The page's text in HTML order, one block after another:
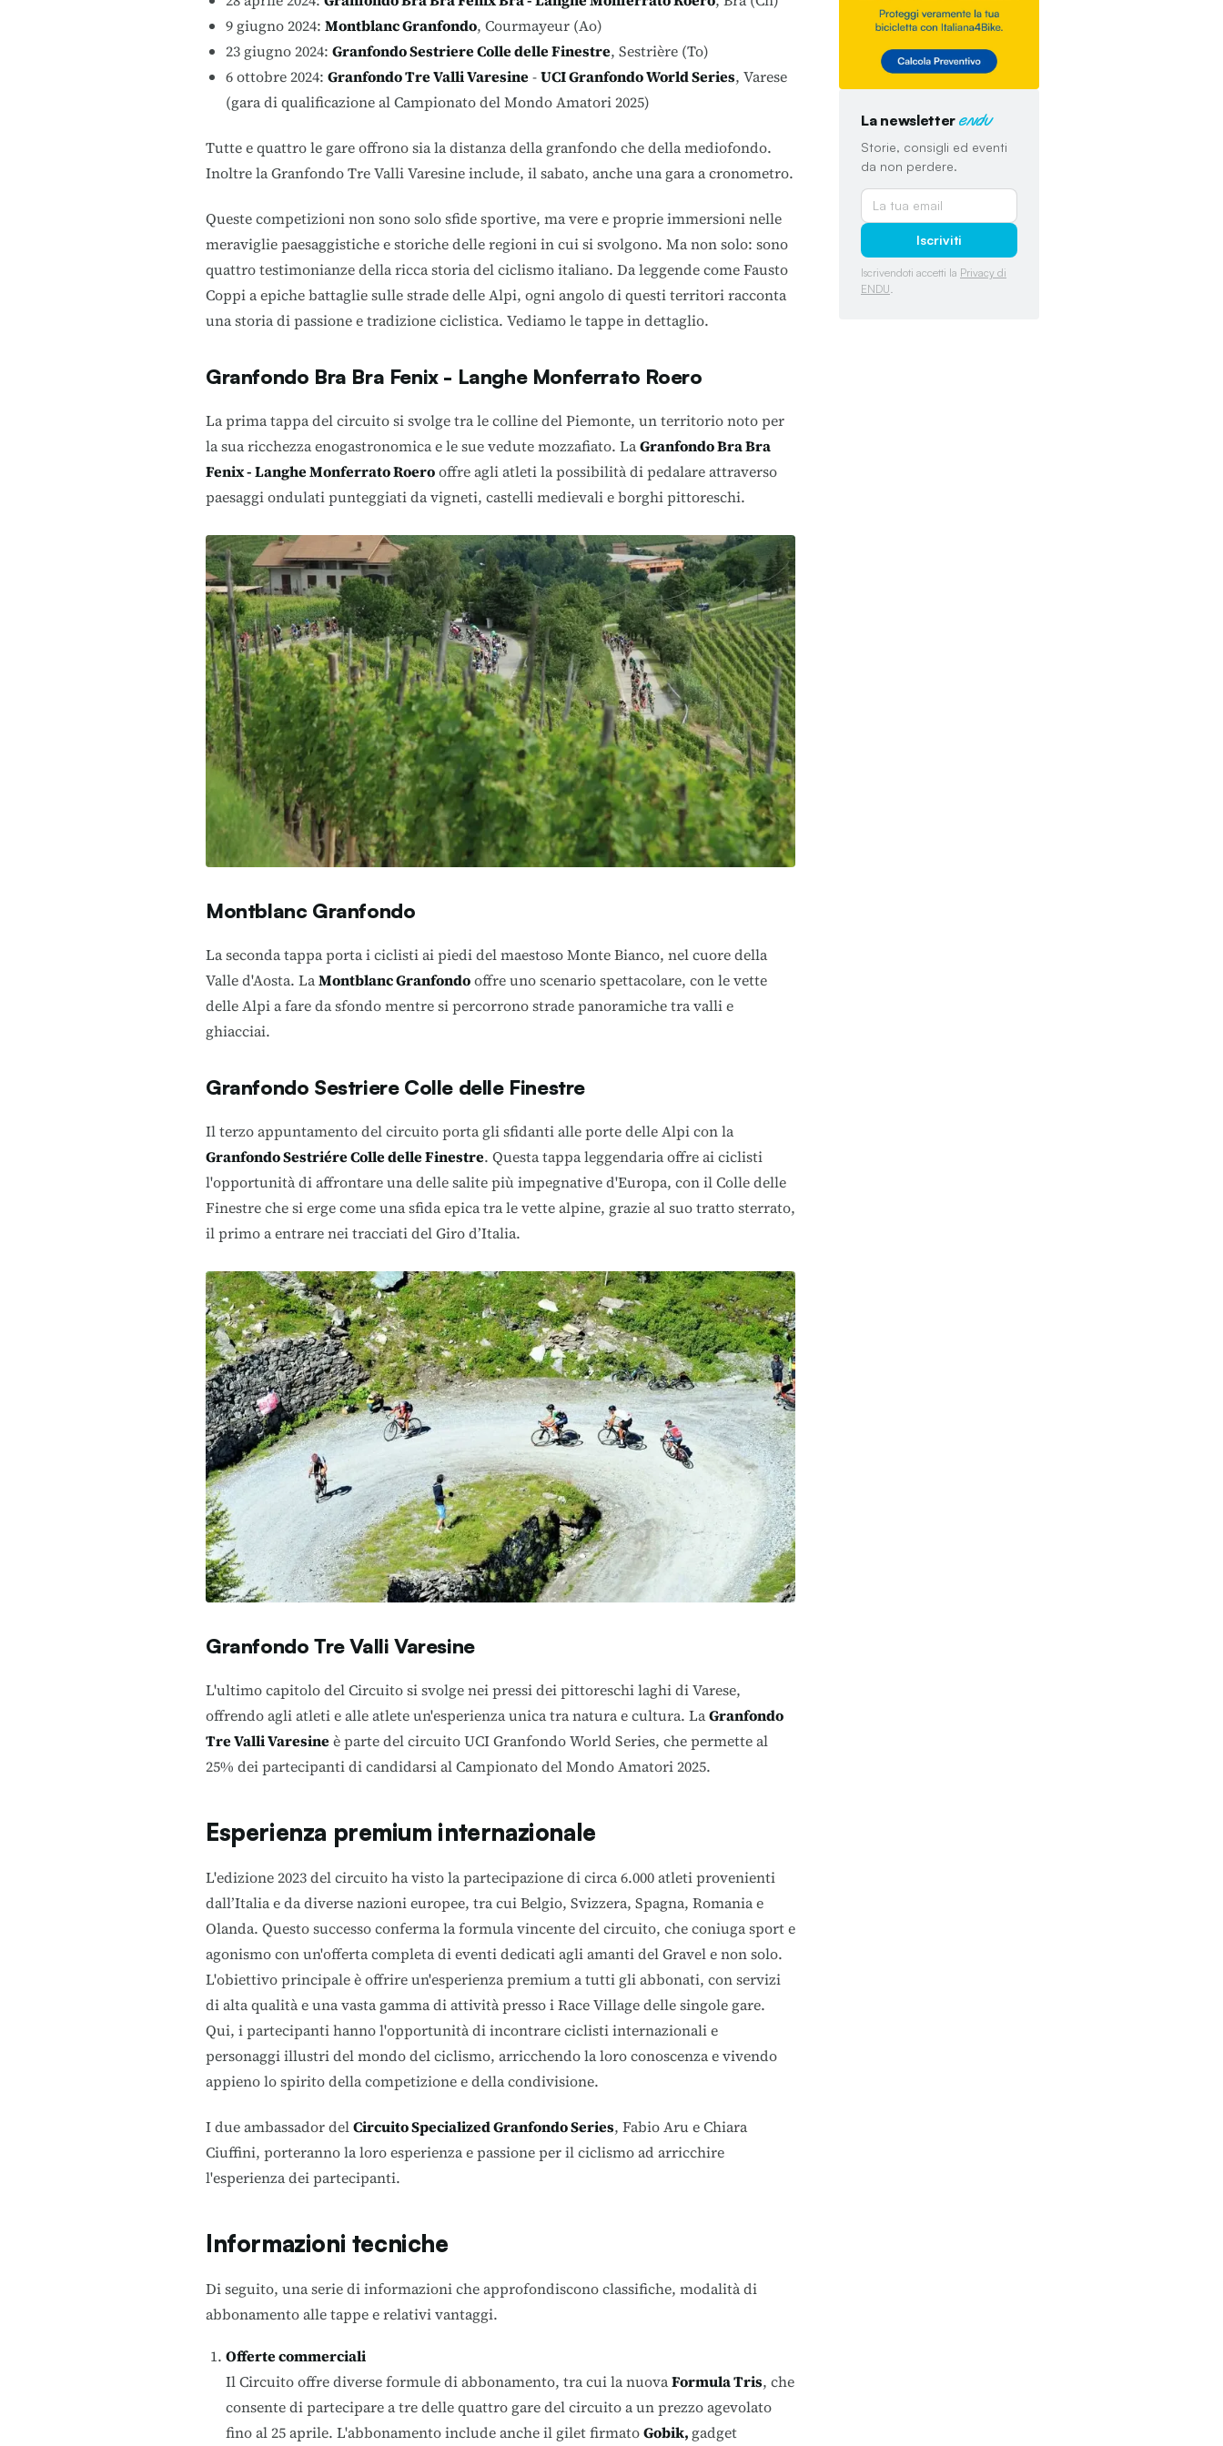
9 giugno 2024: Montblanc Granfondo, Courmayeur (Ao)
23 giugno 2024: Granfondo Sestriere Colle delle Finestre, Sestrière (To)
6 ottobre 2024: Granfondo Tre Valli Varesine-UCI Granfondo World Series, Varese
(gara di qualificazione al Campionato del Mondo Amatori 2025)
Tutte e quattro le gare offrono sia la distanza della granfondo che della mediofondo.
Inoltre la Granfondo Tre Valli Varesine include, il sabato, anche una gara a cronometro.
Queste competizioni non sono solo sfide sportive, ma vere e proprie immersioni nelle
meraviglie paesaggistiche e storiche delle regioni in cui si svolgono. Ma non solo: sono
quattro testimonianze della ricca storia del ciclismo italiano. Da leggende come Fausto
Coppi a epiche battaglie sulle strade delle Alpi, ogni angolo di questi territori racconta
una storia di passione e tradizione ciclistica. Vediamo le tappe in dettaglio.
Granfondo Bra Bra Fenix - Langhe Monferrato Roero
La prima tappa del circuito si svolge tra le colline del Piemonte, un territorio noto per
la sua ricchezza enogastronomica e le sue vedute mozzafiato. LaGranfondo Bra Bra
Fenix - Langhe Monferrato Roerooffre agli atleti la possibilità di pedalare attraverso
paesaggi ondulati punteggiati da vigneti, castelli medievali e borghi pittoreschi.
Montblanc Granfondo
La seconda tappa porta i ciclisti ai piedi del maestoso Monte Bianco, nel cuore della
Valle d'Aosta. LaMontblanc Granfondooffre uno scenario spettacolare, con le vette
delle Alpi a fare da sfondo mentre si percorrono strade panoramiche tra valli e
ghiacciai.
Granfondo Sestriere Colle delle Finestre
Il terzo appuntamento del circuito porta gli sfidanti alle porte delle Alpi con la
Granfondo Sestriére Colle delle Finestre. Questa tappa leggendaria offre ai ciclisti
l'opportunità di affrontare una delle salite più impegnative d'Europa, con il Colle delle
Finestre che si erge come una sfida epica tra le vette alpine, grazie al suo tratto sterrato,
il primo a entrare nei tracciati del Giro d’Italia.
Granfondo Tre Valli Varesine
L'ultimo capitolo del Circuito si svolge nei pressi dei pittoreschi laghi di Varese,
offrendo agli atleti e alle atlete un'esperienza unica tra natura e cultura. LaGranfondo
Tre Valli Varesineè parte del circuito UCI Granfondo World Series, che permette al
25% dei partecipanti di candidarsi al Campionato del Mondo Amatori 2025.
Esperienza premium internazionale
L'edizione 2023 del circuito ha visto la partecipazione di circa 6.000 atleti provenienti
dall’Italia e da diverse nazioni europee, tra cui Belgio, Svizzera, Spagna, Romania e
Olanda. Questo successo conferma la formula vincente del circuito, che coniuga sport e
agonismo con un'offerta completa di eventi dedicati agli amanti del Gravel e non solo.
L'obiettivo principale è offrire un'esperienza premium a tutti gli abbonati, con servizi
di alta qualità e una vasta gamma di attività presso i Race Village delle singole gare.
Qui, i partecipanti hanno l'opportunità di incontrare ciclisti internazionali e
personaggi illustri del mondo del ciclismo, arricchendo la loro conoscenza e vivendo
appieno lo spirito della competizione e della condivisione.
I due ambassador delCircuito Specialized Granfondo Series, Fabio Aru e Chiara
Ciuffini, porteranno la loro esperienza e passione per il ciclismo ad arricchire
l'esperienza dei partecipanti.
Informazioni tecniche
Di seguito, una serie di informazioni che approfondiscono classifiche, modalità di
abbonamento alle tappe e relativi vantaggi.
Offerte commerciali
Il Circuito offre diverse formule di abbonamento, tra cui la nuovaFormula Tris, che
consente di partecipare a tre delle quattro gare del circuito a un prezzo agevolato
fino al 25 aprile. L'abbonamento include anche il gilet firmatoGobik, gadget
La newsletter endu
Storie, consigli ed eventi
da non perdere.
Iscriviti
Iscrivendoti accetti la Privacy di
ENDU